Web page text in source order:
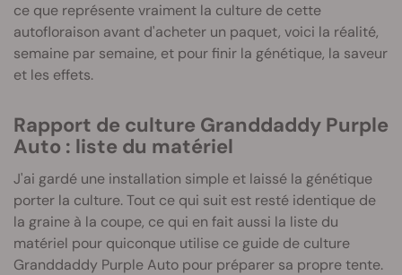
ce que représente vraiment la culture de cette
autofloraison avant d'acheter un paquet, voici la réalité,
semaine par semaine, et pour finir la génétique, la saveur
et les effets.
Rapport de culture Granddaddy Purple
Auto : liste du matériel
J'ai gardé une installation simple et laissé la génétique
porter la culture. Tout ce qui suit est resté identique de
la graine à la coupe, ce qui en fait aussi la liste du
matériel pour quiconque utilise ce guide de culture
Granddaddy Purple Auto pour préparer sa propre tente.